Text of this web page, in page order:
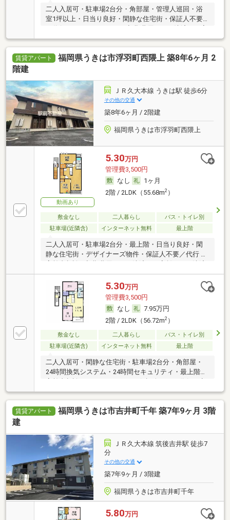
二人入居可・駐車場2台分・角部屋・管理人巡回・浴
室1坪以上・日当り良好・閑静な住宅街・保証人不要
賃カード決済可
賃貸アパート
福岡県うきは市浮羽町西隈上 築8年6ヶ月 2
階建
ＪＲ久大本線 うきは駅 徒歩6分
その他の交通
築8年6ヶ月 / 2階建
福岡県うきは市浮羽町西隈上
動画あり
5.30万円
管理費3,500円
なし
1ヶ月
2階 / 2LDK（55.68m2）
敷金なし 二人暮らし
バス・トイレ別
駐車場(近隣含)
インターネット無料 最上階
二人入居可・駐車場2台分・最上階・日当り良好・閑
静な住宅街・デザイナーズ物件・保証人不要／代行 ・
可
5.30万円
管理費3,500円
なし
7.95万円
2階 / 2LDK（56.72m2）
敷金なし 二人暮らし
バス・トイレ別
駐車場(近隣含)
インターネット無料 最上階
二人入居可・閑静な住宅街・駐車場2台分・角部屋・
24時間換気システム・24時間セキュリティ・最上階・
期費用カード決済可・家賃カード決済可
賃貸アパート
福岡県うきは市吉井町千年 築7年9ヶ月 3階
建
ＪＲ久大本線 筑後吉井駅 徒歩7
分
その他の交通
築7年9ヶ月 / 3階建
福岡県うきは市吉井町千年
5.80万円